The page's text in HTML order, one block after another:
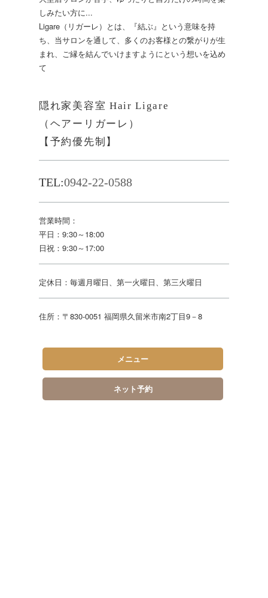
しみたい方に...
Ligare（リガーレ）とは、『結ぶ』という意味を持
ち、当サロンを通して、多くのお客様との繋がりが生
まれ、ご縁を結んでいけますようにという想いを込め
て
隠れ家美容室 Hair Ligare
（ヘアーリガーレ）
【予約優先制】
TEL:0942-22-0588
営業時間：
平日：9:30～18:00
日祝：9:30～17:00
定休日：毎週月曜日、第一火曜日、第三火曜日
住所：〒830-0051 福岡県久留米市南2丁目9－8
メニュー
ネット予約